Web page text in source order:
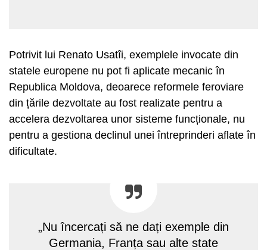
Potrivit lui Renato Usatîi, exemplele invocate din
statele europene nu pot fi aplicate mecanic în
Republica Moldova, deoarece reformele feroviare
din țările dezvoltate au fost realizate pentru a
accelera dezvoltarea unor sisteme funcționale, nu
pentru a gestiona declinul unei întreprinderi aflate în
dificultate.
„Nu încercați să ne dați exemple din
Germania, Franța sau alte state